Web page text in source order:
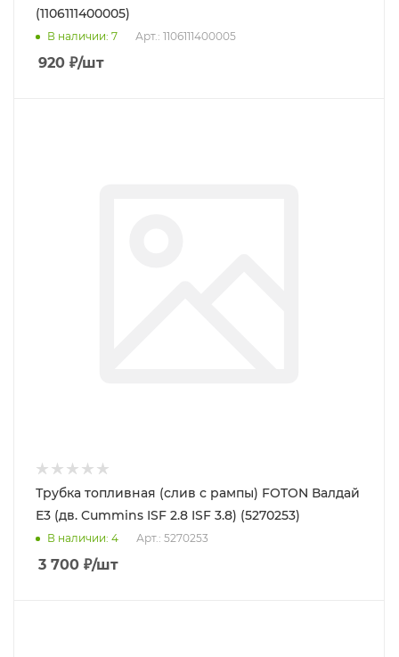
(1106111400005)
В наличии: 7 Арт.: 1106111400005
920 ₽/шт
Трубка топливная (слив с рампы) FOTON Валдай
Е3 (дв. Cummins ISF 2.8 ISF 3.8) (5270253)
В наличии: 4 Арт.: 5270253
3 700 ₽/шт